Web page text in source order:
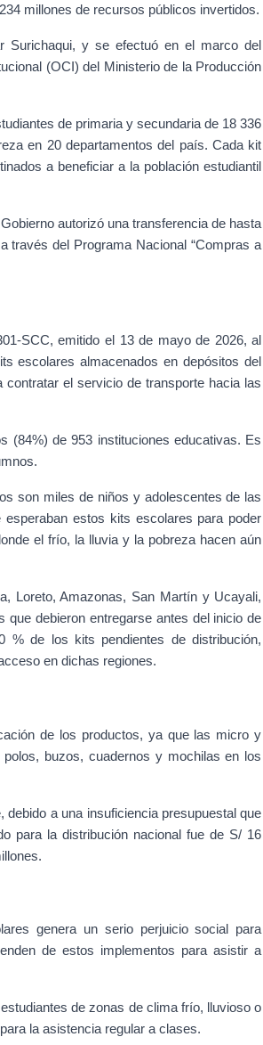
millones de recursos públicos invertidos.
Surichaqui, y se efectuó en el marco del
(OCI) del Ministerio de la Producción
de primaria y secundaria de 18 336
en 20 departamentos del país. Cada kit
a beneficiar a la población estudiantil
autorizó una transferencia de hasta
través del Programa Nacional “Compras a
SCC, emitido el 13 de mayo de 2026, al
escolares almacenados en depósitos del
el servicio de transporte hacia las
(84%) de 953 instituciones educativas. Es
son miles de niños y adolescentes de las
estos kits escolares para poder
el frío, la lluvia y la pobreza hacen aún
Loreto, Amazonas, San Martín y Ucayali,
debieron entregarse antes del inicio de
% de los kits pendientes de distribución,
en dichas regiones.
de los productos, ya que las micro y
buzos, cuadernos y mochilas en los
a una insuficiencia presupuestal que
para la distribución nacional fue de S/ 16
genera un serio perjuicio social para
de estos implementos para asistir a
de zonas de clima frío, lluvioso o
la asistencia regular a clases.